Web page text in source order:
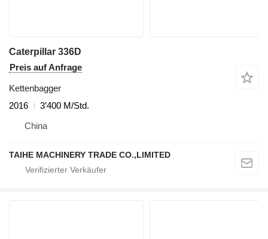
Caterpillar 336D
Preis auf Anfrage
Kettenbagger
2016
3’400 M/Std.
China
TAIHE MACHINERY TRADE CO.,LIMITED